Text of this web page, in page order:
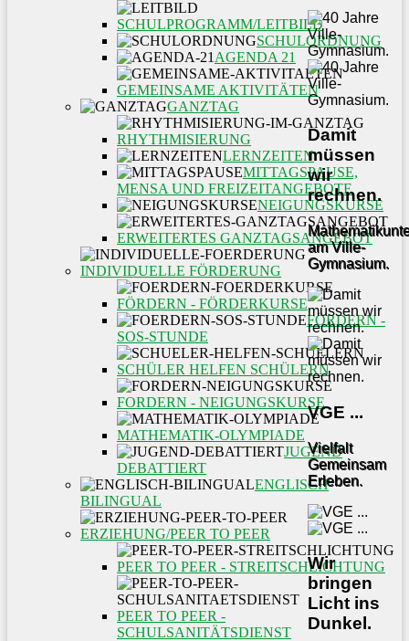
Damit
müssen
wir
rechnen.
am Ville-
Gymnasium.
VGE ...
Vielfalt
Gemeinsam
Erleben.
Wir
bringen
Licht ins
Dunkel.
SCHULPROGRAMM/LEITBILD
SCHULORDNUNG
AGENDA 21
GEMEINSAME AKTIVITÄTEN
GANZTAG
RHYTHMISIERUNG
LERNZEITEN
MITTAGSPAUSE,
MENSA UND FREIZEITANGEBOTE
NEIGUNGSKURSE
ERWEITERTES GANZTAGSANGEBOT
INDIVIDUELLE FÖRDERUNG
FÖRDERN - FÖRDERKURSE
FÖRDERN -
SOS-STUNDE
SCHÜLER HELFEN SCHÜLERN
FORDERN - NEIGUNGSKURSE
MATHEMATIK-OLYMPIADE
JUGEND
DEBATTIERT
ENGLISCH
BILINGUAL
ERZIEHUNG/PEER TO PEER
PEER TO PEER - STREITSCHLICHTUNG
PEER TO PEER -
SCHULSANITÄTSDIENST